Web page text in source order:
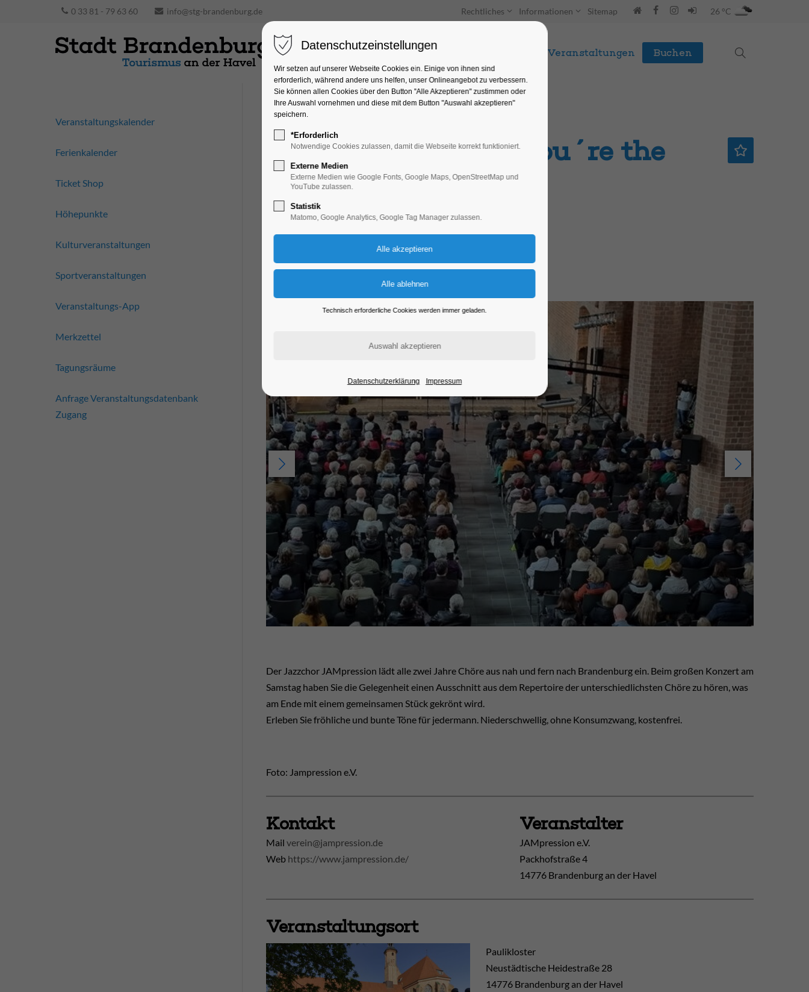
0 33 81 - 79 63 60 info@stg-brandenburg.de Rechtliches Informationen Sitemap 26 °C
Unterkünfte Entdecken & Erleben Veranstaltungen Buchen
Choriole-Konzert "You´re the
voice"
Konzert, Musik
17.05.2025, 15:00–19:30
Eintritt frei
Der Jazzchor JAMpression lädt alle zwei Jahre Chöre aus nah und fern nach Brandenburg ein. Beim großen Konzert am
Samstag haben Sie die Gelegenheit einen Ausschnitt aus dem Repertoire der unterschiedlichsten Chöre zu hören, was
am Ende mit einem gemeinsamen Stück gekrönt wird.
Erleben Sie fröhliche und bunte Töne für jedermann. Niederschwellig, ohne Konsumzwang, kostenfrei.
Foto: Jampression e.V.
Kontakt
Mail verein@jampression.de
Web https://www.jampression.de/
Veranstalter
JAMpression e.V.
Packhofstraße 4
14776 Brandenburg an der Havel
Veranstaltungsort
Paulikloster
Neustädtische Heidestraße 28
14776 Brandenburg an der Havel
Veranstaltungskalender
Ferienkalender
Ticket Shop
Höhepunkte
Kulturveranstaltungen
Sportveranstaltungen
Veranstaltungs-App
Merkzettel
Tagungsräume
Anfrage Veranstaltungsdatenbank
Zugang
Datenschutzeinstellungen
Wir setzen auf unserer Webseite Cookies ein. Einige von ihnen sind
erforderlich, während andere uns helfen, unser Onlineangebot zu verbessern.
Sie können allen Cookies über den Button "Alle Akzeptieren" zustimmen oder
Ihre Auswahl vornehmen und diese mit dem Button "Auswahl akzeptieren"
speichern.
*Erforderlich
Notwendige Cookies zulassen, damit die Webseite korrekt funktioniert.
Externe Medien
Externe Medien wie Google Fonts, Google Maps, OpenStreetMap und
YouTube zulassen.
Statistik
Matomo, Google Analytics, Google Tag Manager zulassen.
Technisch erforderliche Cookies werden immer geladen.
Datenschutzerklärung Impressum